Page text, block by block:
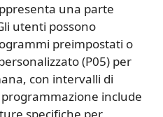
una parte
utenti possono
preimpostati o
(P05) per
con intervalli di
programmazione include